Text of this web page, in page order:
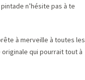
n’hésite pas à te
à merveille à toutes les
qui pourrait tout à